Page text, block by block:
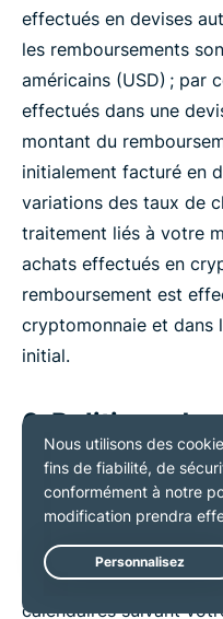
effectués en devises
les remboursements
américains (USD) ; par
effectués dans une
montant du
initialement facturé en
variations des taux de
traitement liés à votre
achats effectués en
remboursement est
cryptomonnaie et dans
initial.
6. Politique de
l'exclusion
Store d'Apple)
Vous pouvez annuler
raison que ce soit
calendaires suivant